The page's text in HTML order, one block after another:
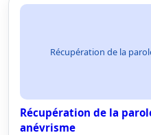
Récupération de la
Récupération de la
anévrisme